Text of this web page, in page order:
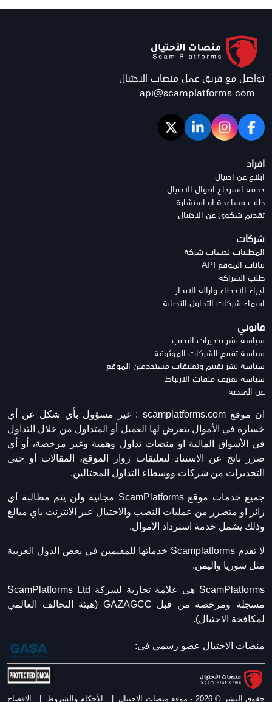
تواصل مع فريق عمل منصات الاحتيال
api@scamplatforms.com
افراد
ابلاغ عن احتيال
خدمة استرجاع اموال الاحتيال
طلب مساعدة او استشارة
تقديم شكوى عن الاحتيال
شركات
المطلبات لحساب شركة
بيانات الموقع API
طلب الشراكة
اجراء الاخطاء وازاله الانذار
اسماء شركات التداول النصابة
قانوني
سياسة نشر تحذيرات النصب
سياسة تقييم الشركات الموثوقة
سياسة نشر تقييم وتعليقات مستخدمين الموقع
سياسة تعريف ملفات الارتباط
عن المنصة
ان موقع scamplatforms.com :
غير مسؤول بأي شكل عن أي
خسارة في الأموال يتعرض لها العميل أو المتداول من خلال التداول
في الأسواق المالية او منصات تداول وهمية وغير مرخصة، أو أي
ضرر ناتج عن الاستناد لتعليقات زوار الموقع، المقالات أو حتى
التحذيرات من شركات ووسطاء التداول المحتالين.
جميع خدمات موقع ScamPlatforms مجانية ولن يتم مطالبة أي
زائر او متضرر من عمليات النصب والاحتيال عبر الانترنت باي مبالغ
وذلك يشمل خدمة استرداد الأموال.
لا تقدم Scamplatforms خدماتها للمقيمين في بعض الدول العربية
مثل سوريا واليمن.
ScamPlatforms هي علامة تجارية لشركة ScamPlatforms Ltd
مسجلة ومرخصة من قبل GAZAGCC (هيئة التحالف العالمي
لمكافحة الاحتيال).
منصات الاحتيال عضو رسمي في:
حقوق النشر © 2026 - موقع منصات الاحتيال الأحكام والشروط الافصاح